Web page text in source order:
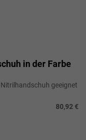
in der Farbe
geeignet
80,92 €